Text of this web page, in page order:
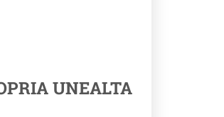
UNEALTA